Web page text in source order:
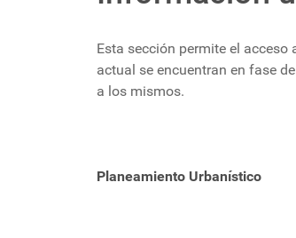
Esta sección permite el
actual se encuentran en fase
a los mismos.
Planeamiento Urbanístico